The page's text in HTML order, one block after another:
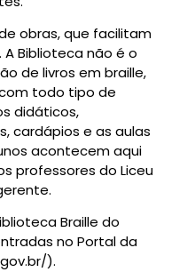
obras, que facilitam
Biblioteca não é o
de livros em braille,
todo tipo de
didáticos,
cardápios e as aulas
acontecem aqui
professores do Liceu
Braille do
no Portal da
).